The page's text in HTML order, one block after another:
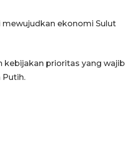
ekonomi Sulut
kebijakan prioritas yang wajib
Putih.